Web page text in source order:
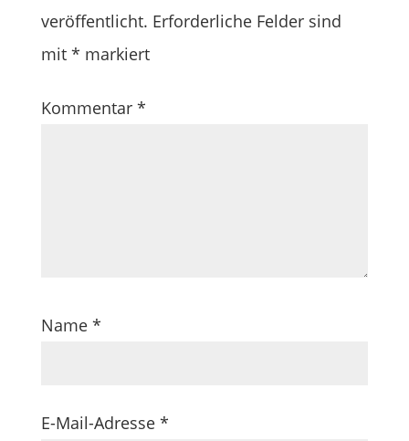
veröffentlicht. Erforderliche Felder sind
mit * markiert
Kommentar *
Name *
E-Mail-Adresse *